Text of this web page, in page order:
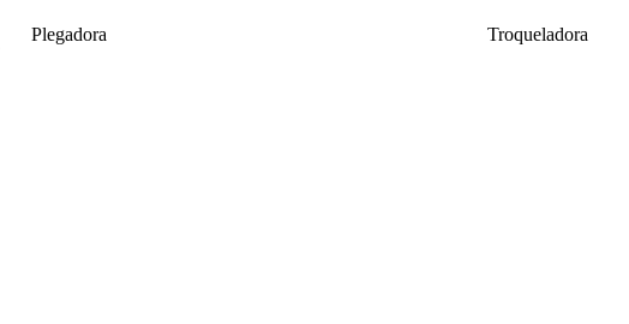
Plegadora Troqueladora